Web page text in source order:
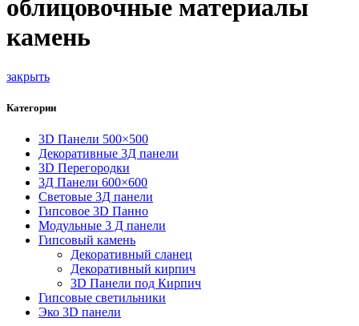
облицовочные материалы
камень
закрыть
Категории
3D Панели 500×500
Декоративные 3Д панели
3D Перегородки
3Д Панели 600×600
Световые 3Д панели
Гипсовое 3D Панно
Модульные 3 Д панели
Гипсовый камень
Декоративный сланец
Декоративный кирпич
3D Панели под Кирпич
Гипсовые светильники
Эко 3D панели